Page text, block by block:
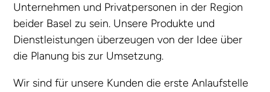
Unternehmen und Privatpersonen in der Region
beider Basel zu sein. Unsere Produkte und
Dienstleistungen überzeugen von der Idee über
die Planung bis zur Umsetzung.
Wir sind für unsere Kunden die erste Anlaufstelle